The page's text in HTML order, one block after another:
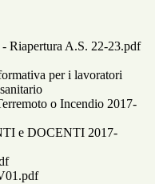
Riapertura A.S. 22-23.pdf
per i lavoratori
o Incendio 2017-
e DOCENTI 2017-